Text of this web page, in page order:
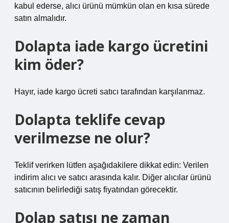
kabul ederse, alıcı ürünü mümkün olan en kısa sürede
satın almalıdır.
Dolapta iade kargo ücretini
kim öder?
Hayır, iade kargo ücreti satıcı tarafından karşılanmaz.
Dolapta teklife cevap
verilmezse ne olur?
Teklif verirken lütfen aşağıdakilere dikkat edin: Verilen
indirim alıcı ve satıcı arasında kalır. Diğer alıcılar ürünü
satıcının belirlediği satış fiyatından görecektir.
Dolap satışı ne zaman